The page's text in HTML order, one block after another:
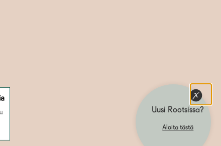
Uusi Rootsissa?
Aloita tästä